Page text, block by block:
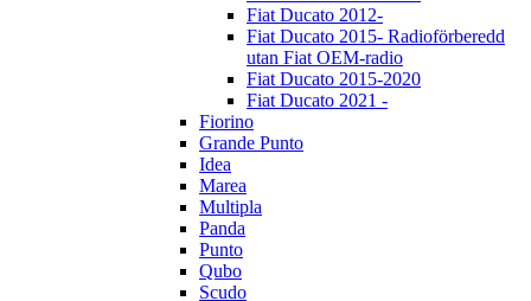
Fiat Ducato 2012-
Fiat Ducato 2015- Radioförberedd
utan Fiat OEM-radio
Fiat Ducato 2015-2020
Fiat Ducato 2021 -
Fiorino
Grande Punto
Idea
Marea
Multipla
Panda
Punto
Qubo
Scudo